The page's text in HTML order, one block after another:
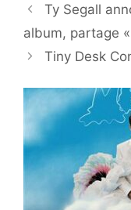
Ty Segall
album, partage
Tiny Desk